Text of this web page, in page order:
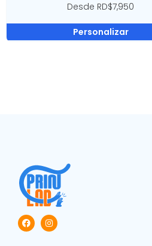
Desde RD$7,950
Personalizar